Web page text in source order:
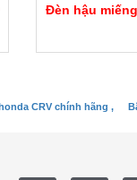
Đèn hậu
CRV chính hãng ,